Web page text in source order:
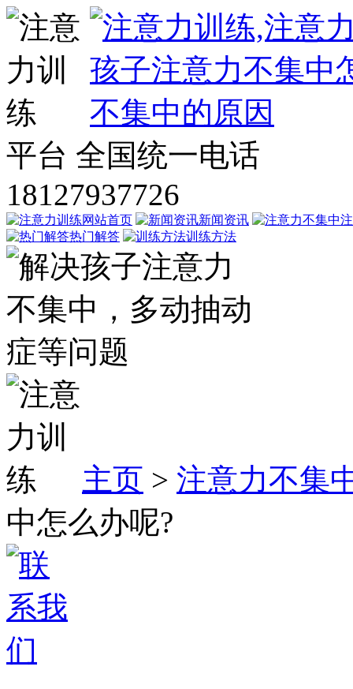
平台 全国统一电话
18127937726
网站首页 新闻资讯
热门解答
训练方法
主页 > 注意力不集
中怎么办呢?